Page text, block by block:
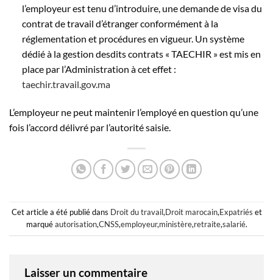
l’employeur est tenu d’introduire, une demande de visa du
contrat de travail d’étranger conformément à la
réglementation et procédures en vigueur. Un système
dédié à la gestion desdits contrats « TAECHIR » est mis en
place par l’Administration à cet effet :
taechir.travail.gov.ma
L’employeur ne peut maintenir l’employé en question qu’une
fois l’accord délivré par l’autorité saisie.
Cet article a été publié dans Droit du travail,Droit marocain,Expatriés et
marquéautorisation,CNSS,employeur,ministère,retraite,salarié.
Laisser un commentaire